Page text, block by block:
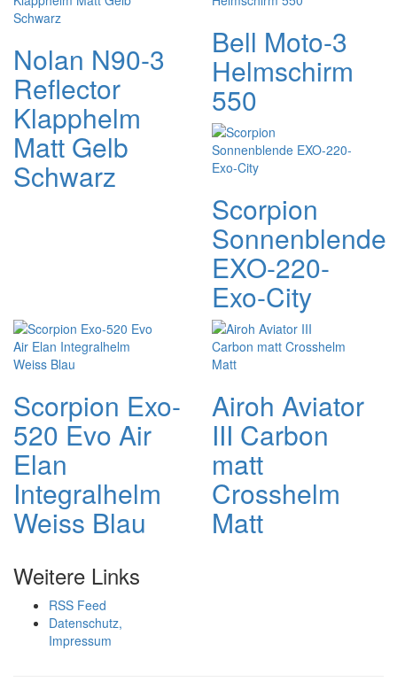
Nolan N90-3
Reflector
Klapphelm
Matt Gelb
Schwarz
Bell Moto-3
Helmschirm
550
Scorpion
Sonnenblende
EXO-220-
Exo-City
Scorpion Exo-
520 Evo Air
Elan
Integralhelm
Weiss Blau
Airoh Aviator
III Carbon
matt
Crosshelm
Matt
Weitere Links
RSS Feed
Datenschutz,
Impressum